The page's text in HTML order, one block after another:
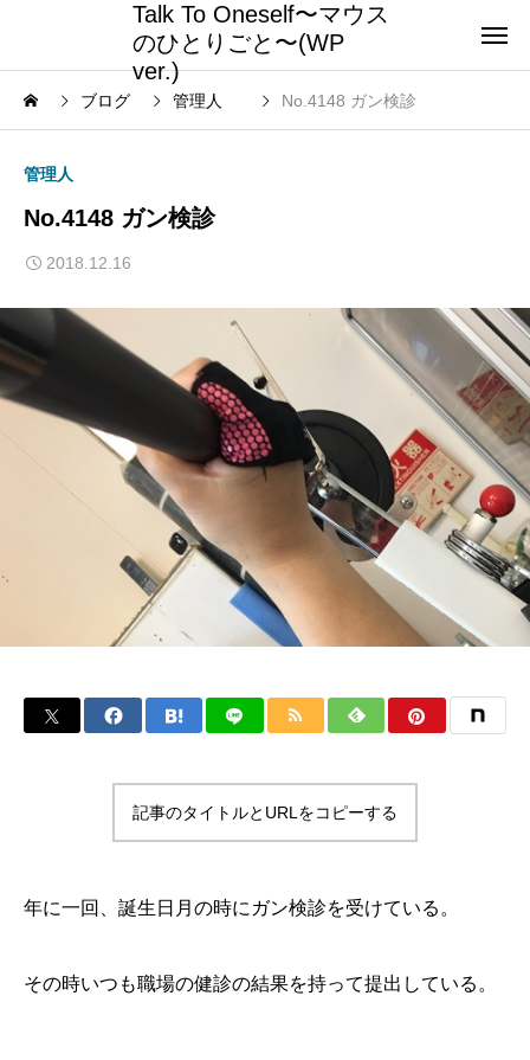
Talk To Oneself〜マウス
のひとりごと〜(WP
ver.)
ブログ 管理人 No.4148 ガン検診
管理人
No.4148 ガン検診
2018.12.16
記事のタイトルとURLをコピーする
年に一回、誕生日月の時にガン検診を受けている。
その時いつも職場の健診の結果を持って提出している。